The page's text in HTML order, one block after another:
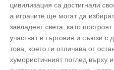
цивилизация са достигнали
а играчите ще могат да
завладеят света, като
участват в търговия и съюзи с
това, което ги отличава от
хумористичният поглед върху